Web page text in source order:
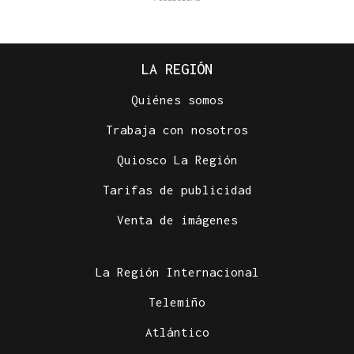
LA REGIÓN
Quiénes somos
Trabaja con nosotros
Quiosco La Región
Tarifas de publicidad
Venta de imágenes
La Región Internacional
Telemiño
Atlántico